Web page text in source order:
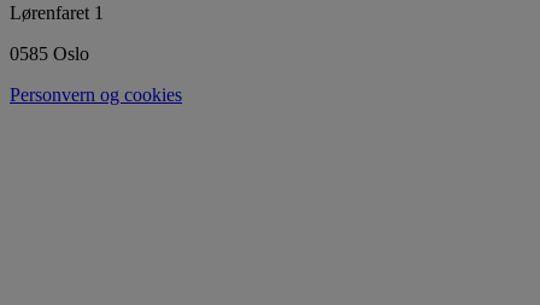
Lørenfaret 1
0585 Oslo
Personvern og cookies